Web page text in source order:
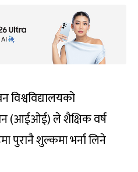
विश्वविद्यालयको
(आईओई) ले शैक्षिक वर्ष
पुरानै शुल्कमा भर्ना लिने